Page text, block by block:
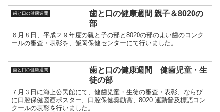
歯と口の健康週間
歯と口の健康週間 親子＆8020の
部
６月８日、平成２９年度の親と子の部と8020の部のよい歯のコンク
ールの審査・表彰を、飯岡保健センターにて行いました。
歯と口の健康週間
歯と口の健康週間 健歯児童・生
徒の部
７月３日に海上公民館にて、健歯児童・生徒の審査・表彰、ならび
に口腔保健図画ポスター、口腔保健奨励賞、8020 運動普及標語コン
クールの表彰を行いました。